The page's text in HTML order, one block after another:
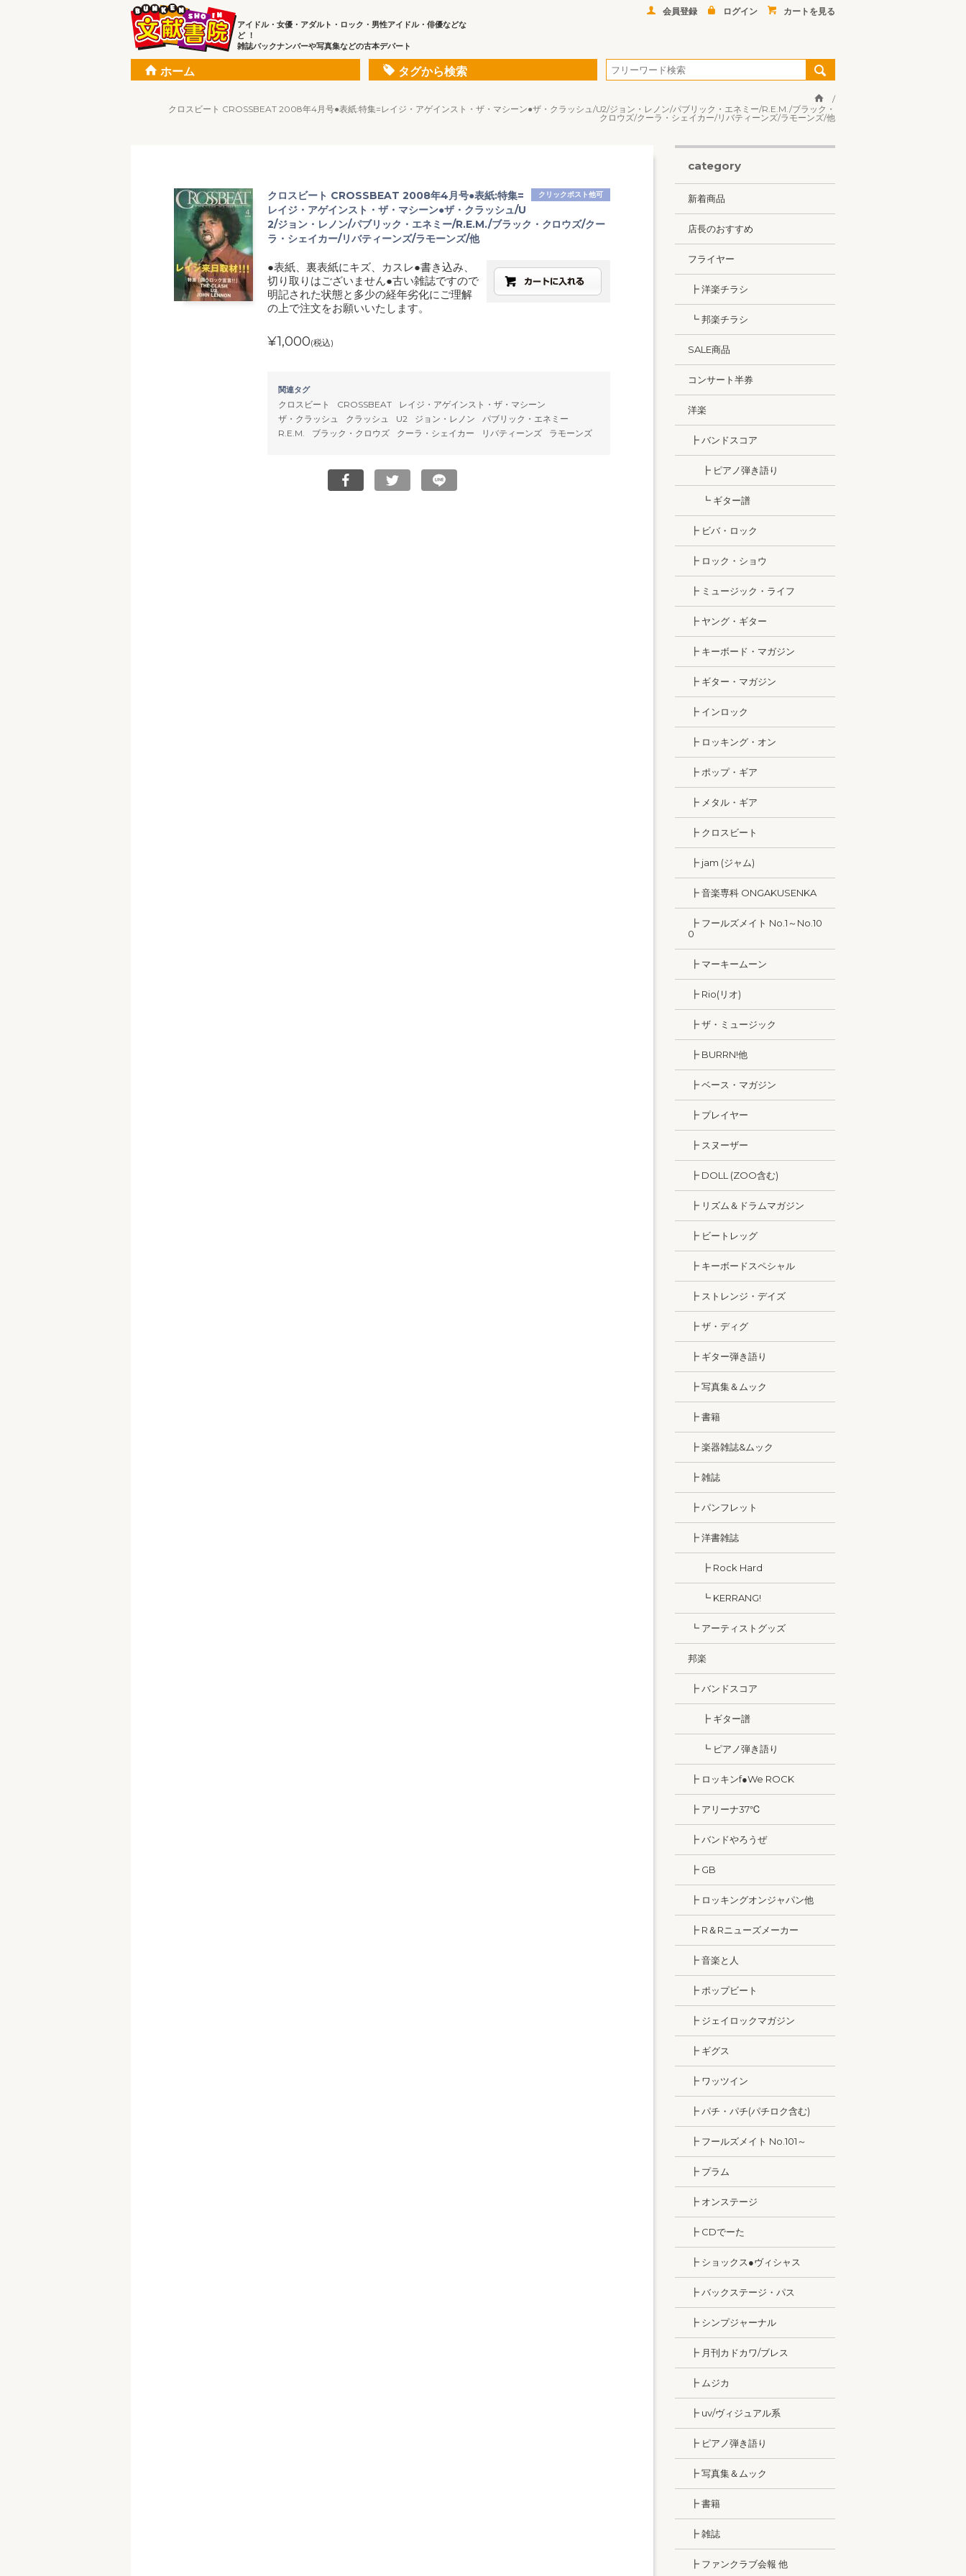
アイドル・女優・アダルト・ロック・男性アイドル・俳優などな
ど ！
雑誌バックナンバーや写真集などの古本デパート
会員登録 ログイン カートを見る
ホーム タグから検索
クロスビート CROSSBEAT 2008年4月号●表紙:特集=レイジ・アゲインスト・ザ・マシーン●ザ・クラッシュ/U2/ジョン・レノン/パブリック・エネミー/R.E.M./ブラック・
クロウズ/クーラ・シェイカー/リバティーンズ/ラモーンズ/他
クリックポスト他可
クロスビート CROSSBEAT 2008年4月号●表紙:特集=
レイジ・アゲインスト・ザ・マシーン●ザ・クラッシュ/U
2/ジョン・レノン/パブリック・エネミー/R.E.M./ブラック・クロウズ/クー
ラ・シェイカー/リバティーンズ/ラモーンズ/他
●表紙、裏表紙にキズ、カスレ●書き込み、
切り取りはございません●古い雑誌ですので
明記された状態と多少の経年劣化にご理解
の上で注文をお願いいたします。
¥1,000(税込)
関連タグ
クロスビート CROSSBEAT
レイジ・アゲインスト・ザ・マシーン
ザ・クラッシュ
クラッシュ U2 ジョン・レノン
パブリック・エネミー
R.E.M.
ブラック・クロウズ クーラ・シェイカー リバティーンズ ラモーンズ
category
新着商品
店長のおすすめ
フライヤー
┣ 洋楽チラシ
┗ 邦楽チラシ
SALE商品
コンサート半券
洋楽
┣ バンドスコア
┣ ピアノ弾き語り
┗ ギター譜
┣ ビバ・ロック
┣ ロック・ショウ
┣ ミュージック・ライフ
┣ ヤング・ギター
┣ キーボード・マガジン
┣ ギター・マガジン
┣ インロック
┣ ロッキング・オン
┣ ポップ・ギア
┣ メタル・ギア
┣ クロスビート
┣ jam (ジャム)
┣ 音楽専科 ONGAKUSENKA
┣ フールズメイト No.1～No.10
0
┣ マーキームーン
┣ Rio(リオ)
┣ ザ・ミュージック
┣ BURRN!他
┣ ベース・マガジン
┣ プレイヤー
┣ スヌーザー
┣ DOLL (ZOO含む)
┣ リズム＆ドラムマガジン
┣ ビートレッグ
┣ キーボードスペシャル
┣ ストレンジ・デイズ
┣ ザ・ディグ
┣ ギター弾き語り
┣ 写真集＆ムック
┣ 書籍
┣ 楽器雑誌&ムック
┣ 雑誌
┣ パンフレット
┣ 洋書雑誌
┣ Rock Hard
┗ KERRANG!
┗ アーティストグッズ
邦楽
┣ バンドスコア
┣ ギター譜
┗ ピアノ弾き語り
┣ ロッキンf●We ROCK
┣ アリーナ37℃
┣ バンドやろうぜ
┣ GB
┣ ロッキングオンジャパン他
┣ R＆Rニューズメーカー
┣ 音楽と人
┣ ポップビート
┣ ジェイロックマガジン
┣ ギグス
┣ ワッツイン
┣ パチ・パチ(パチロク含む)
┣ フールズメイト No.101～
┣ プラム
┣ オンステージ
┣ CDでーた
┣ ショックス●ヴィシャス
┣ バックステージ・パス
┣ シンプジャーナル
┣ 月刊カドカワ/ブレス
┣ ムジカ
┣ uv/ヴィジュアル系
┣ ピアノ弾き語り
┣ 写真集＆ムック
┣ 書籍
┣ 雑誌
┣ ファンクラブ会報 他